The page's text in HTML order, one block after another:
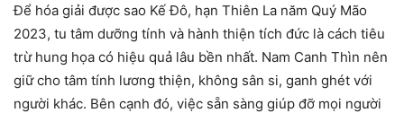
Để hóa giải được sao Kế Đô, hạn Thiên La năm Quý Mão
2023, tu tâm dưỡng tính và hành thiện tích đức là cách tiêu
trừ hung họa có hiệu quả lâu bền nhất. Nam Canh Thìn nên
giữ cho tâm tính lương thiện, không sân si, ganh ghét với
người khác. Bên cạnh đó, việc sẵn sàng giúp đỡ mọi người